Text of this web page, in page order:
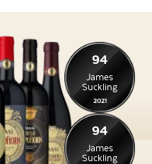
94
James
Suckling
2021
94
James
Suckling